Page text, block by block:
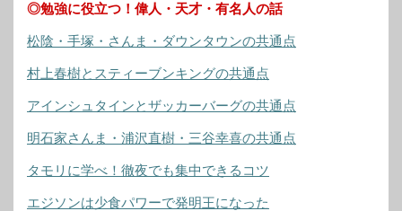
◎勉強に役立つ！偉人・天才・有名人の話
松陰・手塚・さんま・ダウンタウンの共通点
村上春樹とスティーブンキングの共通点
アインシュタインとザッカーバーグの共通点
明石家さんま・浦沢直樹・三谷幸喜の共通点
タモリに学べ！徹夜でも集中できるコツ
エジソンは少食パワーで発明王になった